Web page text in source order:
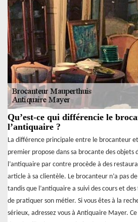
Qu’est-ce qui différencie le
l’antiquaire ?
La différence principale entre le brocanteur
premier propose dans sa brocante des objets
l’antiquaire par contre procède à des
article à sa clientèle. Le brocanteur n’a pas
tandis que l’antiquaire a suivi des cours et
de pratiquer son métier. Si vous êtes à la
sérieux, adressez vous à Antiquaire Mayer.